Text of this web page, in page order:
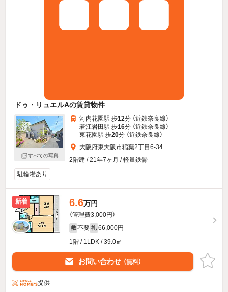
ドゥ・リュエルAの賃貸物件
すべての写真
河内花園駅 歩12分 （近鉄奈良線）
若江岩田駅 歩16分 （近鉄奈良線）
東花園駅 歩20分 （近鉄奈良線）
大阪府東大阪市稲葉2丁目6-34
2階建 / 21年7ヶ月 / 軽量鉄骨
駐輪場あり
新着 6.6万円
（管理費3,000円）
敷 不要 礼 66,000円
1階 / 1LDK / 39.0㎡
お問い合わせ （無料）
提供